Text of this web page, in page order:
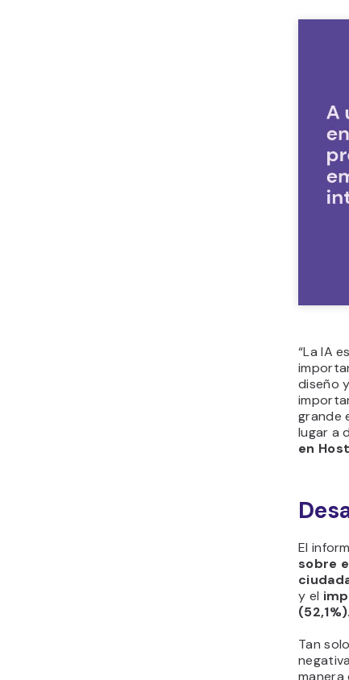
“La IA
diseño
grande
lugar a
en
El
sobre
y el
(52,1%).
Tan